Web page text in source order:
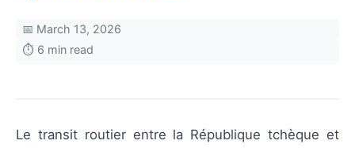
📅 March 13, 2026
⏱️ 6 min read
Le transit routier entre la République tchèque et